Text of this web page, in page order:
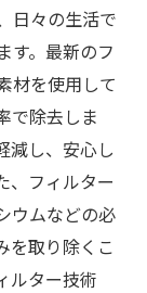
日々の生活で
す。最新のフ
材を使用して
で除去しま
減し、安心し
、フィルター
ウムなどの必
を取り除くこ
ルター技術